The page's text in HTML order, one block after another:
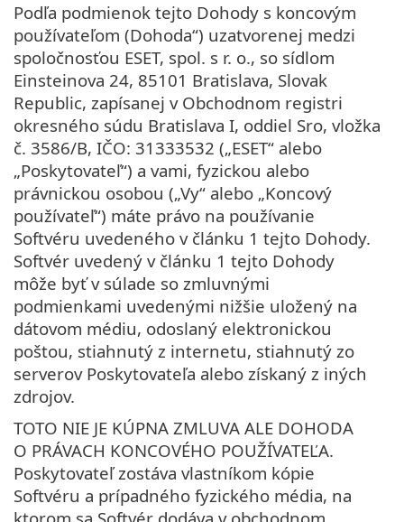
Podľa podmienok tejto Dohody s koncovým
používateľom (Dohoda“) uzatvorenej medzi
spoločnosťou ESET, spol. s r. o., so sídlom
Einsteinova 24, 85101 Bratislava, Slovak
Republic, zapísanej v Obchodnom registri
okresného súdu Bratislava I, oddiel Sro, vložka
č. 3586/B, IČO: 31333532 („ESET“ alebo
„Poskytovateľ“) a vami, fyzickou alebo
právnickou osobou („Vy“ alebo „Koncový
používateľ“) máte právo na používanie
Softvéru uvedeného v článku 1 tejto Dohody.
Softvér uvedený v článku 1 tejto Dohody
môže byť v súlade so zmluvnými
podmienkami uvedenými nižšie uložený na
dátovom médiu, odoslaný elektronickou
poštou, stiahnutý z internetu, stiahnutý zo
serverov Poskytovateľa alebo získaný z iných
zdrojov.
TOTO NIE JE KÚPNA ZMLUVA ALE DOHODA
O PRÁVACH KONCOVÉHO POUŽÍVATEĽA.
Poskytovateľ zostáva vlastníkom kópie
Softvéru a prípadného fyzického média, na